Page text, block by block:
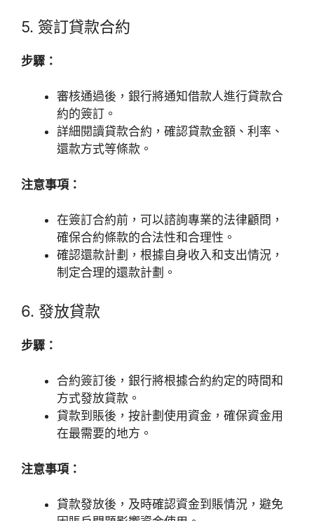
5. 簽訂貸款合約
步驟：
審核通過後，銀行將通知借款人進行貸款合
約的簽訂。
詳細閱讀貸款合約，確認貸款金額、利率、
還款方式等條款。
注意事項：
在簽訂合約前，可以諮詢專業的法律顧問，
確保合約條款的合法性和合理性。
確認還款計劃，根據自身收入和支出情況，
制定合理的還款計劃。
6. 發放貸款
步驟：
合約簽訂後，銀行將根據合約約定的時間和
方式發放貸款。
貸款到賬後，按計劃使用資金，確保資金用
在最需要的地方。
注意事項：
貸款發放後，及時確認資金到賬情況，避免